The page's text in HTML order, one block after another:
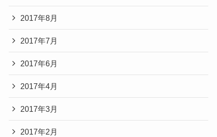
2017年8月
2017年7月
2017年6月
2017年4月
2017年3月
2017年2月